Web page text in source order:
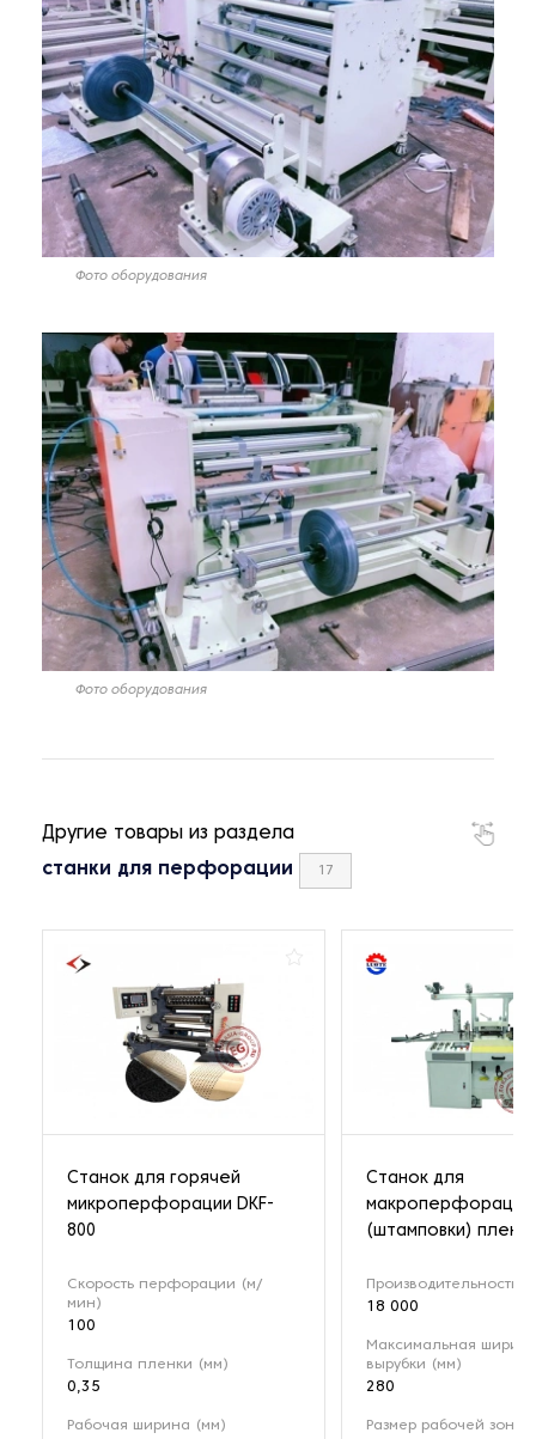
Фото оборудования
Фото оборудования
Другие товары из раздела
станки для перфорации 17
Станок для горячей
микроперфорации DKF-
800
Скорость перфорации (м/
мин)
100
Толщина пленки (мм)
0,35
Рабочая ширина (мм)
Cтанок для
макроперфорации
(штамповки)
Производительность
18 000
Максимальная
вырубки (мм)
280
Размер рабочей зоны